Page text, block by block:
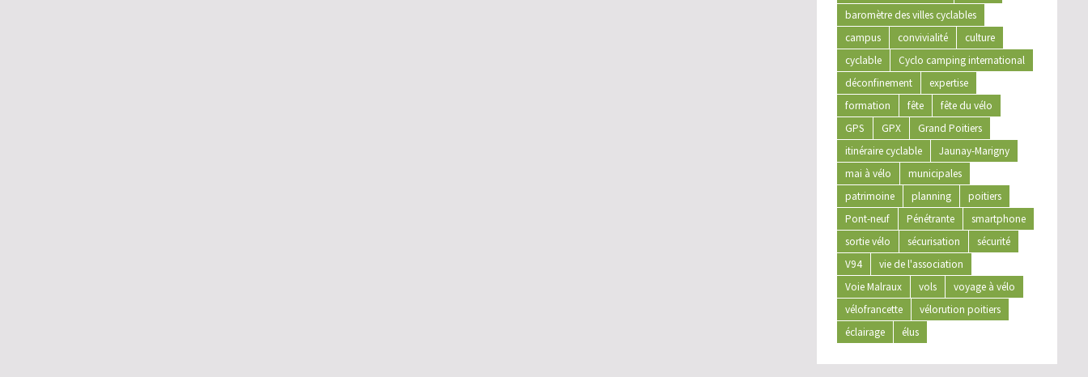
baromètre des villes cyclables
campus
convivialité
culture
cyclable
Cyclo camping international
déconfinement
expertise
formation
fête
fête du vélo
GPS
GPX
Grand Poitiers
itinéraire cyclable
Jaunay-Marigny
mai à vélo
municipales
patrimoine
planning
poitiers
Pont-neuf
Pénétrante
smartphone
sortie vélo
sécurisation
sécurité
V94
vie de l'association
Voie Malraux
vols
voyage à vélo
vélofrancette
vélorution poitiers
éclairage
élus